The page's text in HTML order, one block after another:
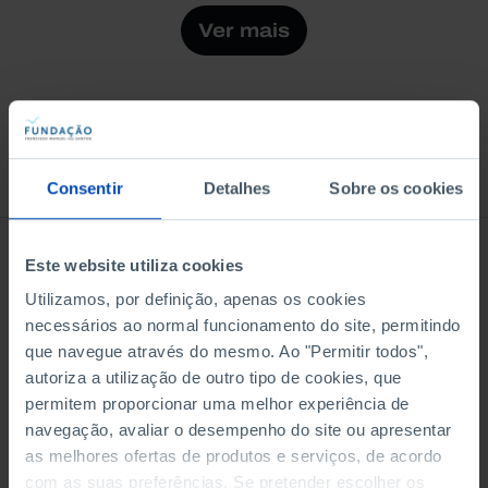
Consentir Detalhes Sobre os cookies
Este website utiliza cookies
Utilizamos, por definição, apenas os cookies
necessários ao normal funcionamento do site, permitindo
que navegue através do mesmo. Ao "Permitir todos",
autoriza a utilização de outro tipo de cookies, que
permitem proporcionar uma melhor experiência de
navegação, avaliar o desempenho do site ou apresentar
as melhores ofertas de produtos e serviços, de acordo
com as suas preferências. Se pretender escolher os
Ver mais
À venda na Livraria